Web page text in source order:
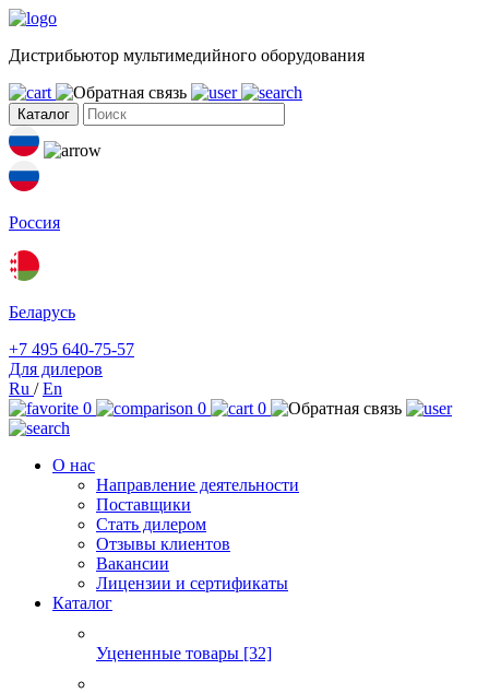
Дистрибьютор мультимедийного оборудования
Каталог
Россия
Беларусь
+7 495 640-75-57
Для дилеров
Ru /En
0
0 0
О нас
Направление деятельности
Поставщики
Стать дилером
Отзывы клиентов
Вакансии
Лицензии и сертификаты
Каталог
Уцененные товары [32]